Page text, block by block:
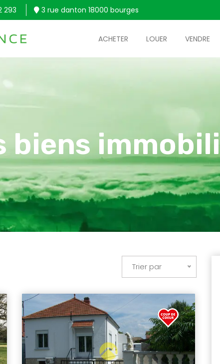
293 3 rue danton 18000 bourges
ACHETER LOUER VENDRE
biens
Trier par